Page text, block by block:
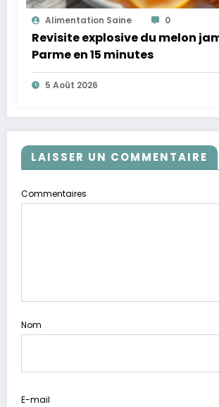
Alimentation Saine 0
Revisite explosive du melon
Parme en 15 minutes
5 Août 2026
LAISSER UN COMMENTAIRE
Commentaires
Nom
E-mail